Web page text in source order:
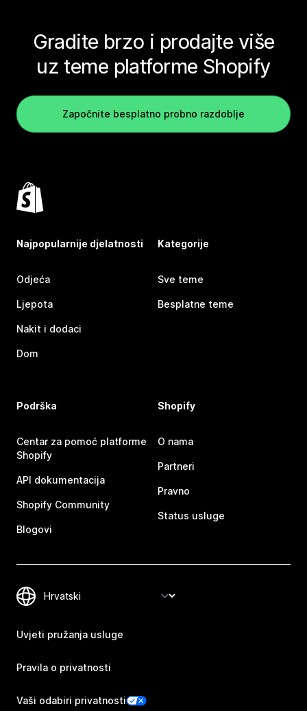
Gradite brzo i prodajte više
uz teme platforme Shopify
Započnite besplatno probno razdoblje
Najpopularnije djelatnosti
Odjeća
Ljepota
Nakit i dodaci
Dom
Kategorije
Sve teme
Besplatne teme
Podrška
Centar za pomoć platforme
Shopify
API dokumentacija
Shopify Community
Blogovi
Shopify
O nama
Partneri
Pravno
Status usluge
Uvjeti pružanja usluge
Pravila o privatnosti
Vaši odabiri privatnosti